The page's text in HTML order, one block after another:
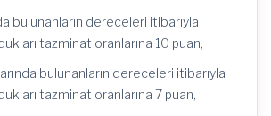
bulunanların dereceleri itibarıyla
tazminat oranlarına 10 puan,
bulunanların dereceleri itibarıyla
tazminat oranlarına 7 puan,